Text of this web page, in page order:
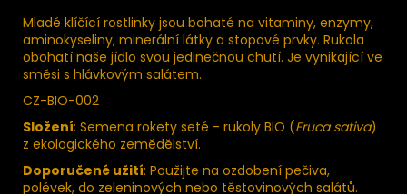
Mladé klíčící rostlinky jsou bohaté na vitaminy, enzymy,
aminokyseliny, minerální látky a stopové prvky. Rukola
obohatí naše jídlo svou jedinečnou chutí. Je vynikající ve
směsi s hlávkovým salátem.
CZ-BIO-002
Složení: Semena rokety seté - rukoly BIO (Eruca sativa)
z ekologického zemědělství.
Doporučené užití: Použijte na ozdobení pečiva,
polévek, do zeleninových nebo těstovinových salátů.